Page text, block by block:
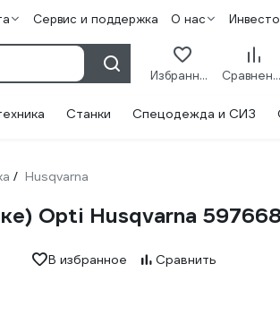
Сервис и поддержка О нас
Избранное Сравнение
Станки Спецодежда и СИЗ
/ Husqvarna
Opti Husqvarna
В избранное Сравнить